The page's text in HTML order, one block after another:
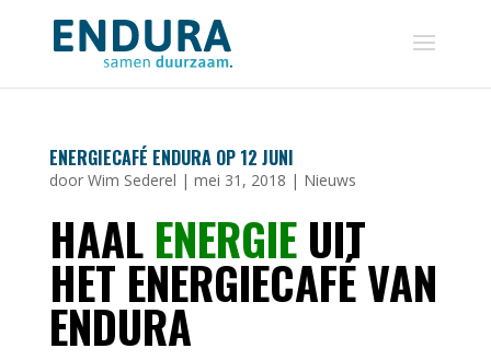
ENERGIECAFÉ ENDURA OP 12 JUNI
door Wim Sederel | mei 31, 2018 | Nieuws
HAALENERGIE UIT
HET ENERGIECAFÉ VAN
ENDURA